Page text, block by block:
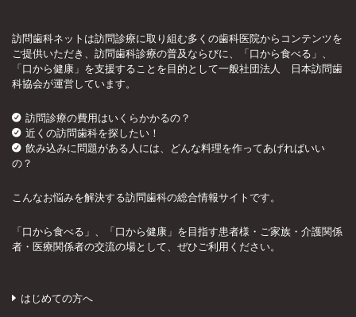
訪問歯科ネットは訪問診療に取り組む多くの歯科医院からコンテンツを
ご提供いただき、訪問歯科診療の普及ならびに、「口から食べる」、
「口から健康」を支援することを目的として一般社団法人 日本訪問歯
科協会が運営しています。
訪問診療の費用はいくらかかるの？
近くの訪問歯科を探したい！
飲み込みに問題がある人には、どんな料理を作ってあげればいい
の？
こんなお悩みを解決する訪問歯科の総合情報サイトです。
「口から食べる」、「口から健康」を目指す患者様・ご家族・介護関係
者・医療関係者の交流の場として、ぜひご利用ください。
はじめての方へ